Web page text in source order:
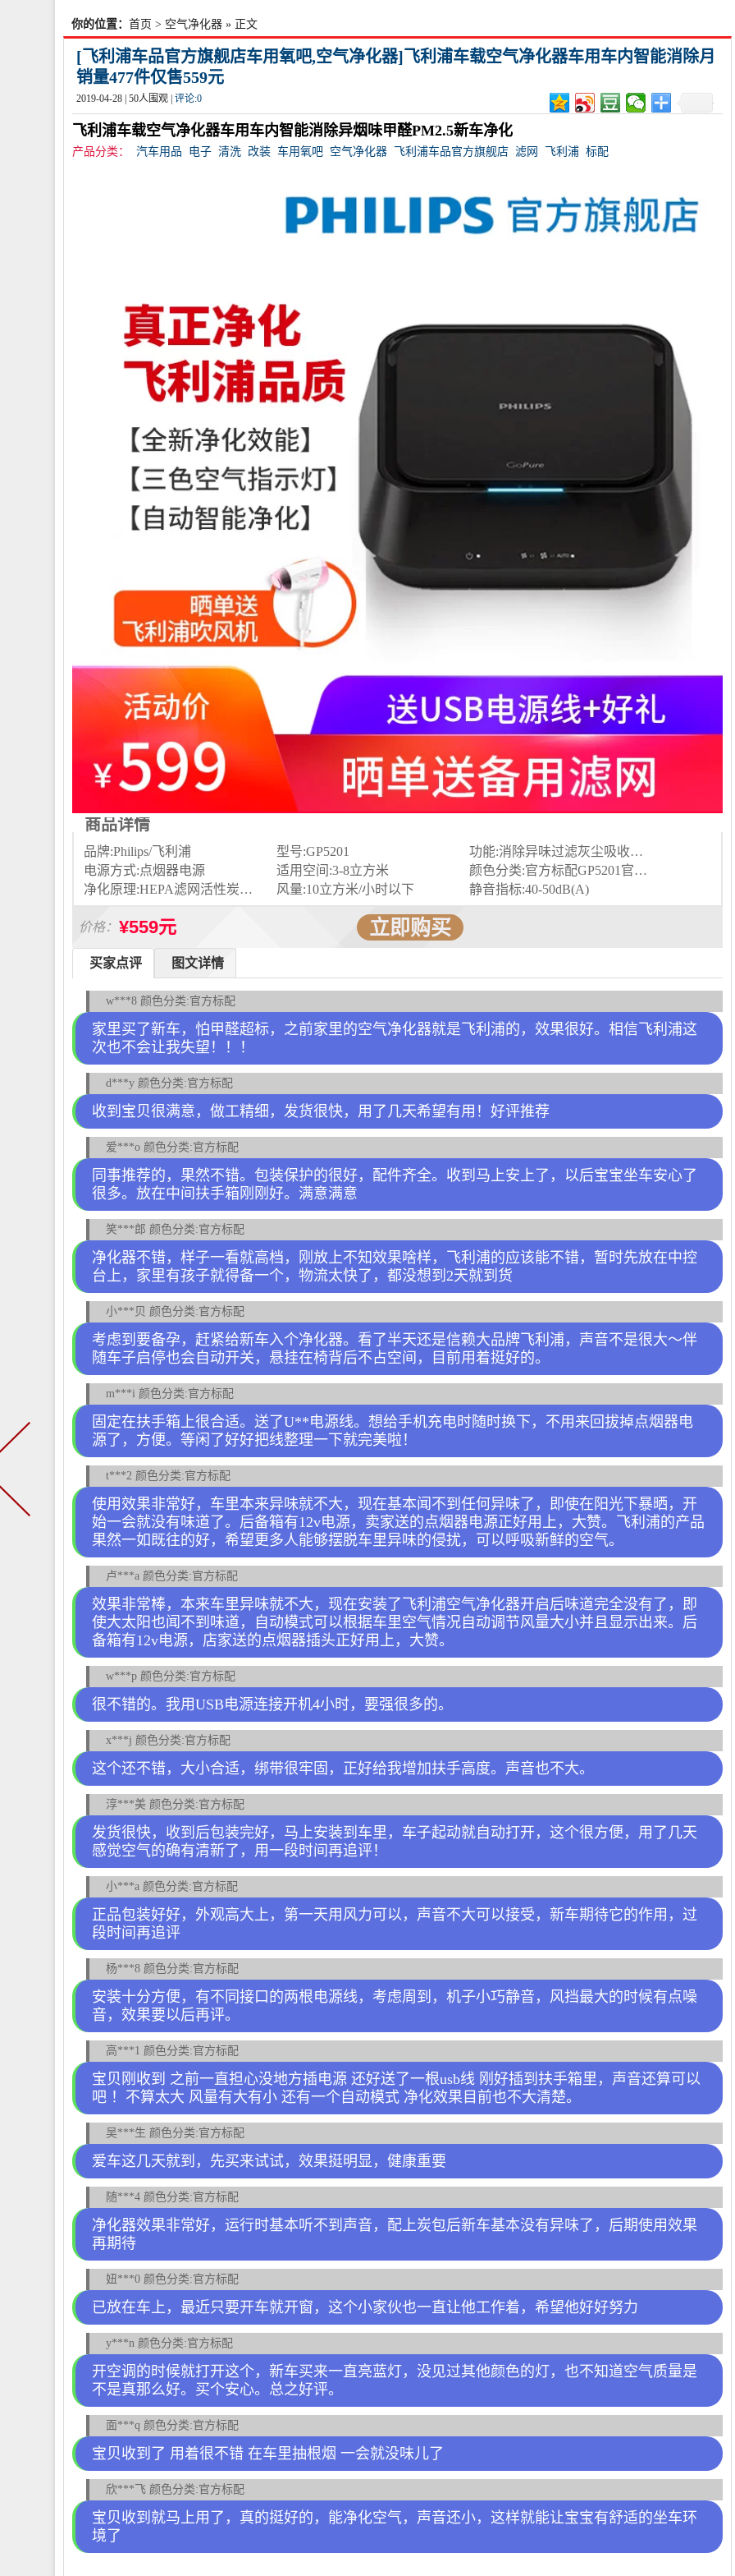
你的位置： 首页 > 空气净化器 » 正文
[飞利浦车品官方旗舰店车用氧吧,空气净化器]飞利浦车载空气净化器车用车内智能消除月
销量477件仅售559元
2019-04-28 | 50人围观 | 评论:0
飞利浦车载空气净化器车用车内智能消除异烟味甲醛PM2.5新车净化
产品分类： 汽车用品 电子 清洗 改装 车用氧吧 空气净化器 飞利浦车品官方旗舰店 滤网 飞利浦 标配
商品详情
品牌:Philips/飞利浦 型号:GP5201
功能:消除异味过滤灰尘吸收TVOC气体
电源方式:点烟器电源
适用空间:3-8立方米
颜色分类:官方标配GP5201官方标配+1个升级滤网
净化原理:HEPA滤网活性炭静电吸附
风量:10立方米/小时以下 静音指标:40-50dB(A)
价格： ¥559元 立即购买
图文详情
买家点评
w***8 颜色分类:官方标配
家里买了新车，怕甲醛超标，之前家里的空气净化器就是飞利浦的，效果很好。相信飞利浦这
次也不会让我失望！！！
d***y 颜色分类:官方标配
收到宝贝很满意，做工精细，发货很快，用了几天希望有用！好评推荐
爱***o 颜色分类:官方标配
同事推荐的，果然不错。包装保护的很好，配件齐全。收到马上安上了，以后宝宝坐车安心了
很多。放在中间扶手箱刚刚好。满意满意
笑***郎 颜色分类:官方标配
净化器不错，样子一看就高档，刚放上不知效果啥样，飞利浦的应该能不错，暂时先放在中控
台上，家里有孩子就得备一个，物流太快了，都没想到2天就到货
小***贝 颜色分类:官方标配
考虑到要备孕，赶紧给新车入个净化器。看了半天还是信赖大品牌飞利浦，声音不是很大～伴
随车子启停也会自动开关，悬挂在椅背后不占空间，目前用着挺好的。
m***i 颜色分类:官方标配
固定在扶手箱上很合适。送了U**电源线。想给手机充电时随时换下，不用来回拔掉点烟器电
源了，方便。等闲了好好把线整理一下就完美啦！
t***2 颜色分类:官方标配
使用效果非常好，车里本来异味就不大，现在基本闻不到任何异味了，即使在阳光下暴晒，开
始一会就没有味道了。后备箱有12v电源，卖家送的点烟器电源正好用上，大赞。飞利浦的产品
果然一如既往的好，希望更多人能够摆脱车里异味的侵扰，可以呼吸新鲜的空气。
卢***a 颜色分类:官方标配
效果非常棒，本来车里异味就不大，现在安装了飞利浦空气净化器开启后味道完全没有了，即
使大太阳也闻不到味道，自动模式可以根据车里空气情况自动调节风量大小并且显示出来。后
备箱有12v电源，店家送的点烟器插头正好用上，大赞。
w***p 颜色分类:官方标配
很不错的。我用USB电源连接开机4小时，要强很多的。
x***j 颜色分类:官方标配
这个还不错，大小合适，绑带很牢固，正好给我增加扶手高度。声音也不大。
淳***美 颜色分类:官方标配
发货很快，收到后包装完好，马上安装到车里，车子起动就自动打开，这个很方便，用了几天
感觉空气的确有清新了，用一段时间再追评！
小***a 颜色分类:官方标配
正品包装好好，外观高大上，第一天用风力可以，声音不大可以接受，新车期待它的作用，过
段时间再追评
杨***8 颜色分类:官方标配
安装十分方便，有不同接口的两根电源线，考虑周到，机子小巧静音，风挡最大的时候有点噪
音，效果要以后再评。
高***1 颜色分类:官方标配
宝贝刚收到 之前一直担心没地方插电源 还好送了一根usb线 刚好插到扶手箱里，声音还算可以
吧 ！不算太大 风量有大有小 还有一个自动模式 净化效果目前也不大清楚。
吴***生 颜色分类:官方标配
爱车这几天就到，先买来试试，效果挺明显，健康重要
随***4 颜色分类:官方标配
净化器效果非常好，运行时基本听不到声音，配上炭包后新车基本没有异味了，后期使用效果
再期待
妞***0 颜色分类:官方标配
已放在车上，最近只要开车就开窗，这个小家伙也一直让他工作着，希望他好好努力
y***n 颜色分类:官方标配
开空调的时候就打开这个，新车买来一直亮蓝灯，没见过其他颜色的灯，也不知道空气质量是
不是真那么好。买个安心。总之好评。
面***q 颜色分类:官方标配
宝贝收到了 用着很不错 在车里抽根烟 一会就没味儿了
欣***飞 颜色分类:官方标配
宝贝收到就马上用了，真的挺好的，能净化空气，声音还小，这样就能让宝宝有舒适的坐车环
境了